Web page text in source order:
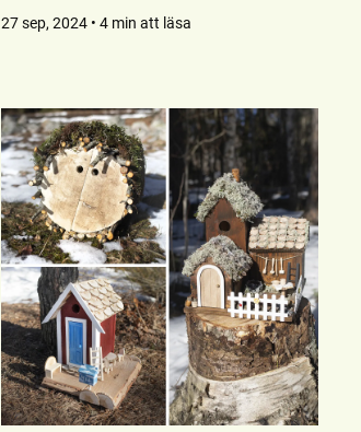
27 sep, 2024 • 4 min att läsa